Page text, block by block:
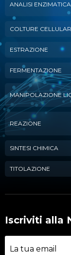
ANALISI ENZIMATICA
COLTURE
ESTRAZIONE
FERMENTAZIONE
MANIPOLAZIONE
REAZIONE
SINTESI CHIMICA
TITOLAZIONE
Iscriviti alla